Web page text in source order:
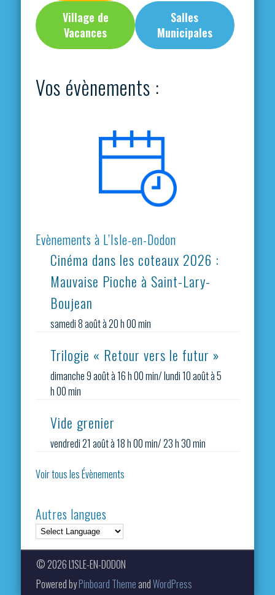
Village de
Vacances
Salles
Municipales
Vos évènements :
Evènements à L’Isle-en-Dodon
Cinéma dans les coteaux 2026 :
Mauvaise Pioche à Saint-Lary-
Boujean
samedi 8 août à 20 h 00 min
Trilogie « Retour vers le futur »
dimanche 9 août à 16 h 00 min/lundi 10 août à 5
h 00 min
Vide grenier
vendredi 21 août à 18 h 00 min/23 h 30 min
Voir tous les Évènements
Autres langues
© 2026 L'ISLE-EN-DODON
Powered byPinboard Theme andWordPress